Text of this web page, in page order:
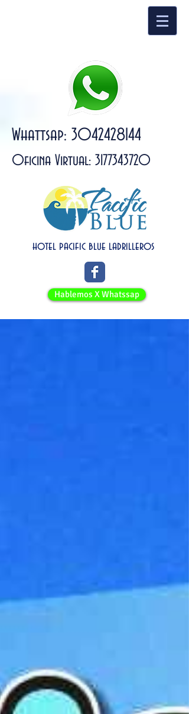
Whattsap: 3042428144
Oficina Virtual: 3177343720
hotel pacific blue ladrilleros
Hablemos X Whatssap